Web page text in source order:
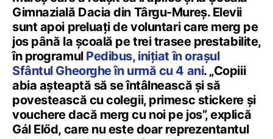
Gimnazială Dacia din Târgu-Mureș. Elevii
sunt apoi preluați de voluntari care merg pe
jos până la școală pe trei trasee prestabilite,
în programul Pedibus, inițiat în orașul
Sfântul Gheorghe în urmă cu 4 ani. „Copiii
abia așteaptă să se întâlnească și să
povestească cu colegii, primesc stickere și
vouchere dacă merg cu noi pe jos”, explică
Gál Előd, care nu este doar reprezentantul